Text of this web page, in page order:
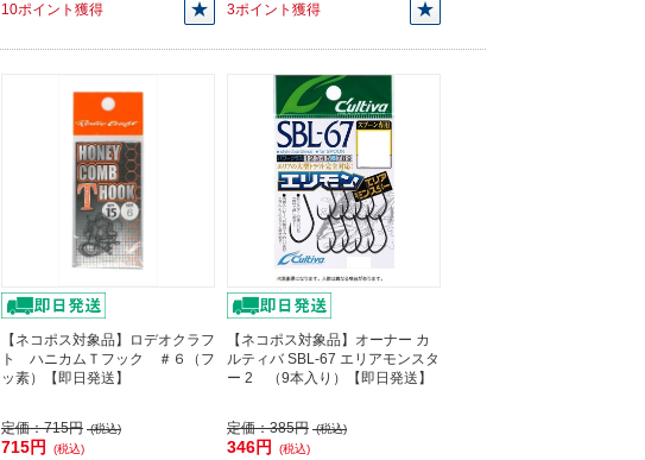
10ポイント獲得 3ポイント獲得
【ネコポス対象品】ロデオクラフ
ト ハニカムＴフック ＃６（フ
ッ素）【即日発送】
定価：715円 (税込)
715円 (税込)
【ネコポス対象品】オーナー カ
ルティバ SBL-67 エリアモンスタ
ー 2 （9本入り）【即日発送】
定価：385円 (税込)
346円 (税込)